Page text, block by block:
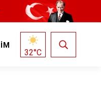
32°C